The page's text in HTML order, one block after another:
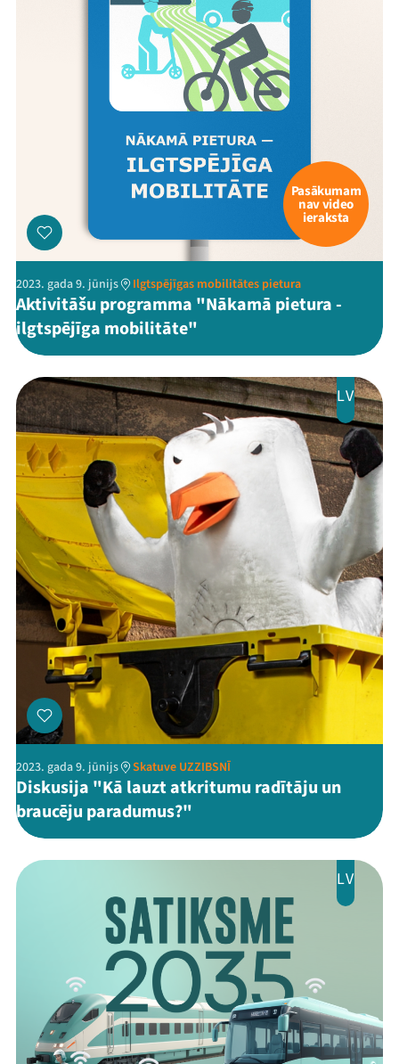
Ziedo
Veikals
Kontakti
ThreadsFacebookYoutube
X Instagram
Flick TikTok
Pasākumam
nav video
ieraksta
2023. gada 9. jūnijs Ilgtspējīgas mobilitātes pietura
Aktivitāšu programma "Nākamā pietura -
ilgtspējīga mobilitāte"
LV
2023. gada 9. jūnijs Skatuve UZZIBSNĪ
Diskusija "Kā lauzt atkritumu radītāju un
braucēju paradumus?"
LV